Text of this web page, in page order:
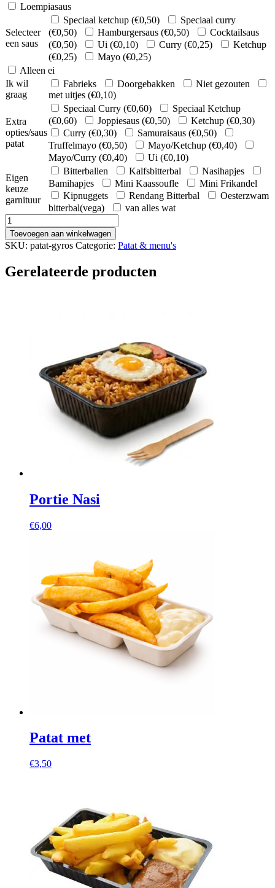
Loempiasaus
Selecteer
een saus
Speciaal ketchup (€0,50)
Speciaal curry
(€0,50) Hamburgersaus (€0,50)
Cocktailsaus
(€0,50) Ui (€0,10) Curry (€0,25)
Ketchup
(€0,25) Mayo (€0,25)
Alleen ei
Ik wil
graag
Fabrieks Doorgebakken
Niet gezouten
met uitjes (€0,10)
Extra
opties/saus
patat
Speciaal Curry (€0,60)
Speciaal Ketchup
(€0,60) Joppiesaus (€0,50) Ketchup (€0,30)
Curry (€0,30) Samuraisaus (€0,50)
Truffelmayo (€0,50) Mayo/Ketchup (€0,40)
Mayo/Curry (€0,40) Ui (€0,10)
Eigen
keuze
garnituur
Bitterballen Kalfsbitterbal
Nasihapjes
Bamihapjes
Mini Kaassoufle
Mini Frikandel
Kipnuggets
Rendang Bitterbal
Oesterzwam
bitterbal(vega)
van alles wat
Patat
Gyros
inc
sausjes
Toevoegen aan winkelwagen
SKU: patat-gyros Categorie: Patat & menu's
Gerelateerde producten
Portie Nasi
€6,00
Patat met
€3,50